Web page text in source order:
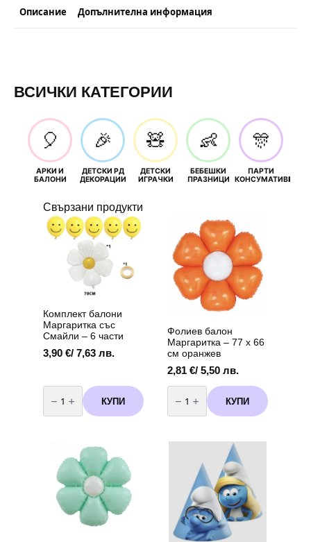
Описание Допълнителна информация
ВСИЧКИ КАТЕГОРИИ
🎈
АРКИ И
БАЛОНИ
🎉
ДЕТСКИ РД
ДЕКОРАЦИИ
🧸
ДЕТСКИ
ИГРАЧКИ
👶
БЕБЕШКИ
ПРАЗНИЦИ
🎊
ПАРТИ
КОНСУМАТИВИ
Свързани продукти
Комплект балони
Маргаритка със
Смайли – 6 части
3,90 €/ 7,63 лв.
количество
за
Комплект
балони
части
КУПИ
Фолиев балон
Маргаритка – 77 х 66
см оранжев
2,81 €/ 5,50 лв.
количество
за
Фолиев
балон
77
оранжев
КУПИ